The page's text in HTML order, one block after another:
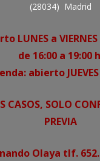
(28034) Madrid
LUNES a
de 16:00 a 19:00
abierto JUEVES
CASOS, SOLO
PREVIA
Olaya tlf.